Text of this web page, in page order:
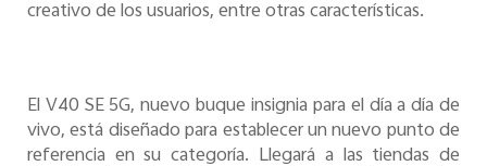
creativo de los usuarios, entre otras características.
El V40 SE 5G, nuevo buque insignia para el día a día de
vivo, está diseñado para establecer un nuevo punto de
referencia en su categoría. Llegará a las tiendas de